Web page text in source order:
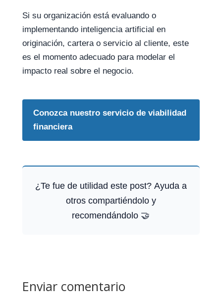
Si su organización está evaluando o
implementando inteligencia artificial en
originación, cartera o servicio al cliente, este
es el momento adecuado para modelar el
impacto real sobre el negocio.
Conozca nuestro servicio de viabilidad
financiera
¿Te fue de utilidad este post? Ayuda a
otros compartiéndolo y
recomendándolo 🤝
Enviar comentario